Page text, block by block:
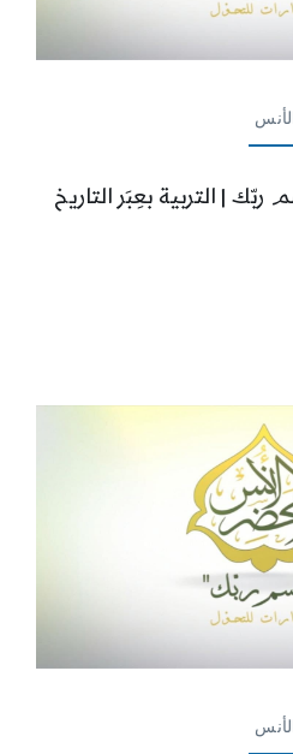
ربّك | التربية بعِبَر التاريخ